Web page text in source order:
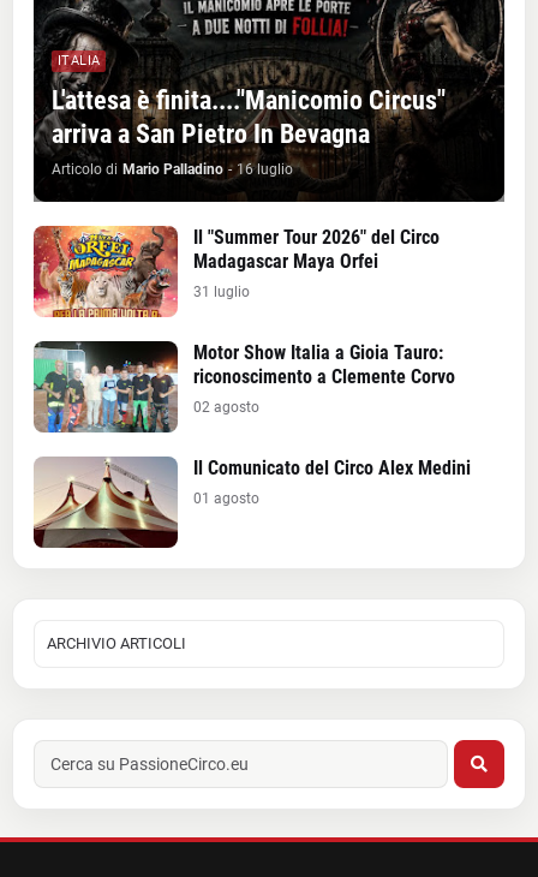
ITALIA
L'attesa è finita...."Manicomio Circus"
arriva a San Pietro In Bevagna
Articolo di Mario Palladino - 16 luglio
Il "Summer Tour 2026" del Circo
Madagascar Maya Orfei
31 luglio
Motor Show Italia a Gioia Tauro:
riconoscimento a Clemente Corvo
02 agosto
Il Comunicato del Circo Alex Medini
01 agosto